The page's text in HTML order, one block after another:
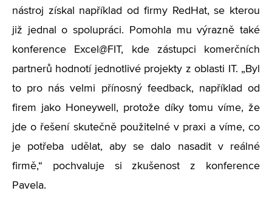
nástroj získal například od firmy RedHat, se kterou
již jednal o spolupráci. Pomohla mu výrazně také
konference Excel@FIT, kde zástupci komerčních
partnerů hodnotí jednotlivé projekty z oblasti IT. „Byl
to pro nás velmi přínosný feedback, například od
firem jako Honeywell, protože díky tomu víme, že
jde o řešení skutečně použitelné v praxi a víme, co
je potřeba udělat, aby se dalo nasadit v reálné
firmě,“ pochvaluje si zkušenost z konference
Pavela.